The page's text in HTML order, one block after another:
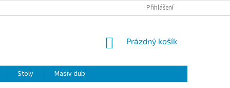
Přihlášení
NÁKUPNÍ
Prázdný košík
Stoly
Masiv dub